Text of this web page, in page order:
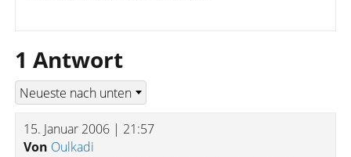
1 Antwort
15. Januar 2006 | 21:57
Von Oulkadi